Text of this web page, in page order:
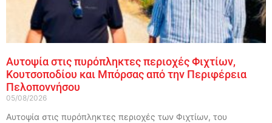
Αυτοψία στις πυρόπληκτες περιοχές Φιχτίων,
Κουτσοποδίου και Μπόρσας από την Περιφέρεια
Πελοποννήσου
05/08/2026
Αυτοψία στις πυρόπληκτες περιοχές των Φιχτίων, του